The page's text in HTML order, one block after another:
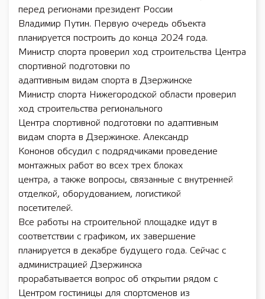
перед регионами президент России
Владимир Путин. Первую очередь объекта
планируется построить до конца 2024 года.
Министр спорта проверил ход строительства Центра
спортивной подготовки по
адаптивным видам спорта в Дзержинске
Министр спорта Нижегородской области проверил
ход строительства регионального
Центра спортивной подготовки по адаптивным
видам спорта в Дзержинске. Александр
Кононов обсудил с подрядчиками проведение
монтажных работ во всех трех блоках
центра, а также вопросы, связанные с внутренней
отделкой, оборудованием, логистикой
посетителей.
Все работы на строительной площадке идут в
соответствии с графиком, их завершение
планируется в декабре будущего года. Сейчас с
администрацией Дзержинска
прорабатывается вопрос об открытии рядом с
Центром гостиницы для спортсменов из